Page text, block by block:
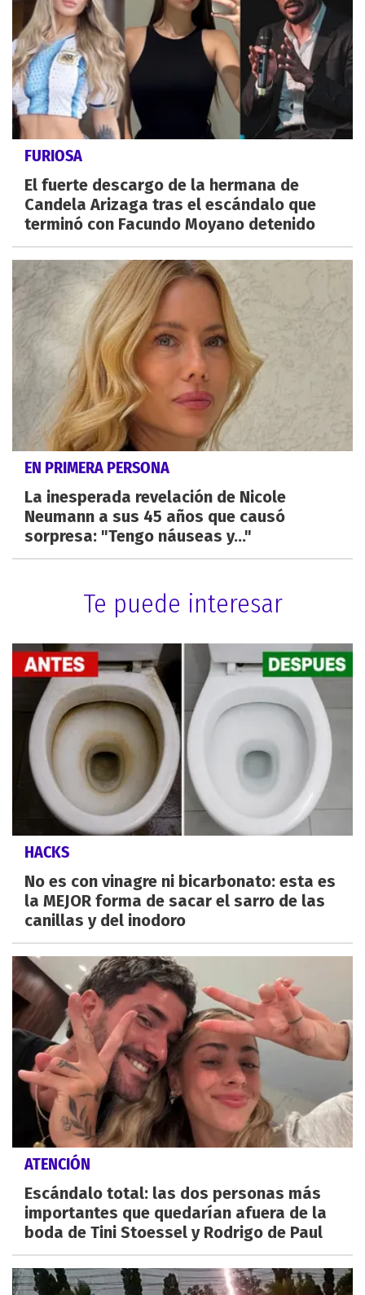
FURIOSA
El fuerte descargo de la hermana de
Candela Arizaga tras el escándalo que
terminó con Facundo Moyano detenido
EN PRIMERA PERSONA
La inesperada revelación de Nicole
Neumann a sus 45 años que causó
sorpresa: "Tengo náuseas y..."
Te puede interesar
HACKS
No es con vinagre ni bicarbonato: esta es
la MEJOR forma de sacar el sarro de las
canillas y del inodoro
ATENCIÓN
Escándalo total: las dos personas más
importantes que quedarían afuera de la
boda de Tini Stoessel y Rodrigo de Paul